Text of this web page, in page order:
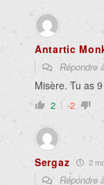
Antartic
Répondre
Misère. Tu as
2 -2
Sergaz 2
Répondre